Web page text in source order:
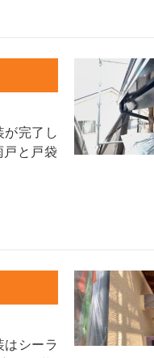
完了し
と戸袋
シーラ